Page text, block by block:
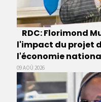
RDC: Florimond
l'impact du projet
l'économie
09 AOÛ 2026